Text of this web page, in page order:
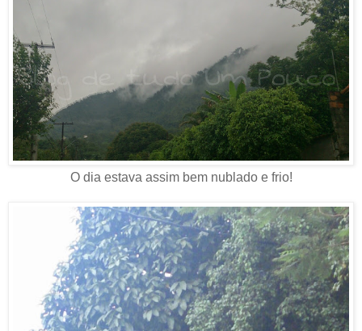
O dia estava assim bem nublado e frio!